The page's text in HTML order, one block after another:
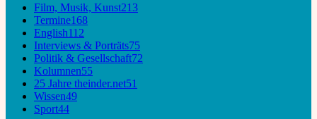
Film, Musik, Kunst213
Termine168
English112
Interviews & Porträts75
Politik & Gesellschaft72
Kolumnen55
25 Jahre theinder.net51
Wissen49
Sport44